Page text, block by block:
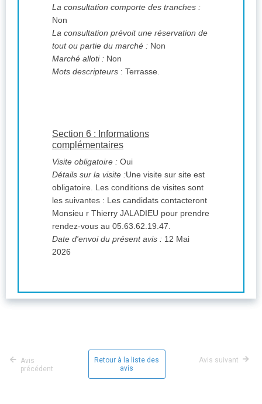
La consultation comporte des tranches :
Non
La consultation prévoit une réservation de
tout ou partie du marché : Non
Marché alloti : Non
Mots descripteurs : Terrasse.
Section 6 : Informations
complémentaires
Visite obligatoire : Oui
Détails sur la visite :Une visite sur site est
obligatoire. Les conditions de visites sont
les suivantes : Les candidats contacteront
Monsieu r Thierry JALADIEU pour prendre
rendez-vous au 05.63.62.19.47.
Date d'envoi du présent avis : 12 Mai
2026
Avis
précédent
Retour à la liste des
avis
Avis suivant